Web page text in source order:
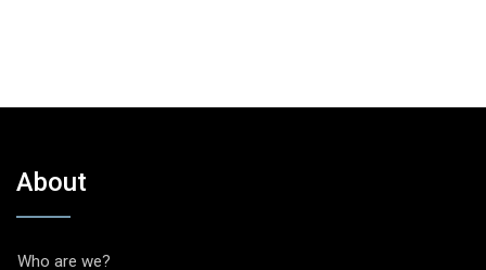
About
Who are we?